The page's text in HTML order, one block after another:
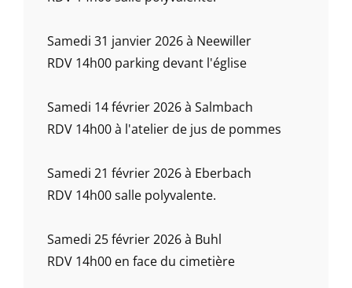
Samedi 31 janvier 2026 à Neewiller
RDV 14h00 parking devant l'église
Samedi 14 février 2026 à Salmbach
RDV 14h00 à l'atelier de jus de pommes
Samedi 21 février 2026 à Eberbach
RDV 14h00 salle polyvalente.
Samedi 25 février 2026 à Buhl
RDV 14h00 en face du cimetière